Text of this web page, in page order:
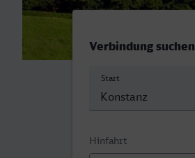
Verbindung suchen
Start
Hinfahrt